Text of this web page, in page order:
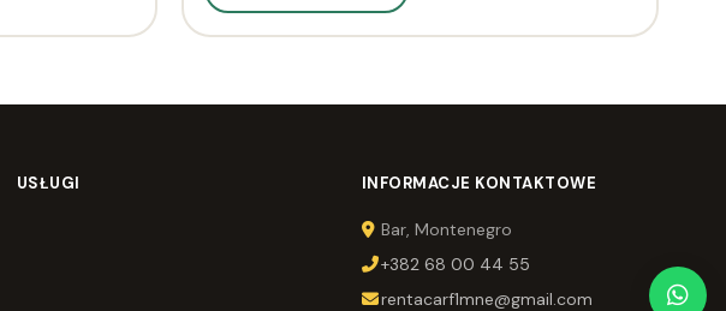
USŁUGI INFORMACJE KONTAKTOWE
Bar, Montenegro
+382 68 00 44 55
rentacarf1mne@gmail.com